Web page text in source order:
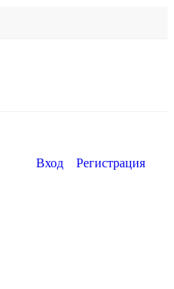
Вход Регистрация